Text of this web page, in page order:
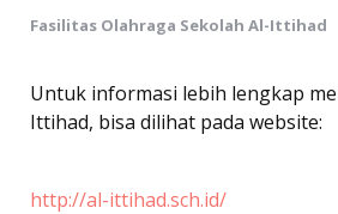
Fasilitas Olahraga Sekolah Al-Ittihad
Untuk informasi lebih lengkap
Ittihad, bisa dilihat pada website:
http://al-ittihad.sch.id/